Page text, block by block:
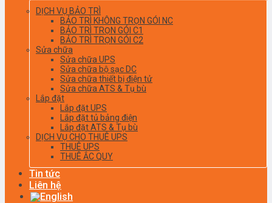
DỊCH VỤ BẢO TRÌ
BẢO TRÌ KHÔNG TRỌN GÓI NC
BẢO TRÌ TRỌN GÓI C1
BẢO TRÌ TRỌN GÓI C2
Sửa chữa
Sửa chữa UPS
Sửa chữa bộ sạc DC
Sửa chữa thiết bị điện tử
Sửa chữa ATS & Tụ bù
Lắp đặt
Lắp đặt UPS
Lắp đặt tủ bảng điện
Lắp đặt ATS & Tụ bù
DỊCH VỤ CHO THUÊ UPS
THUÊ UPS
THUÊ ẮC QUY
Tin tức
Liên hệ